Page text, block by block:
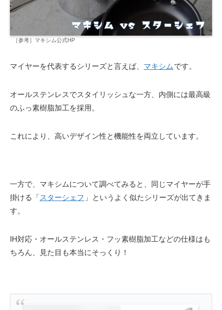
［参考］マキシム公式HP
マイヤーを代表するシリーズと言えば、 マキシム です。
オールステンレスでスタイリッシュな一方、内側には最高級
のふっ素樹脂加工を採用。
これにより、高いデザイン性と機能性を両立しています。
一方で、マキシムについて調べてみると、同じマイヤーが手
掛ける「スターシェフ 」というよく似たシリーズが出てきま
す。
IH対応・オールステンレス・フッ素樹脂加工などの仕様はも
ちろん、見た目も本当にそっくり！